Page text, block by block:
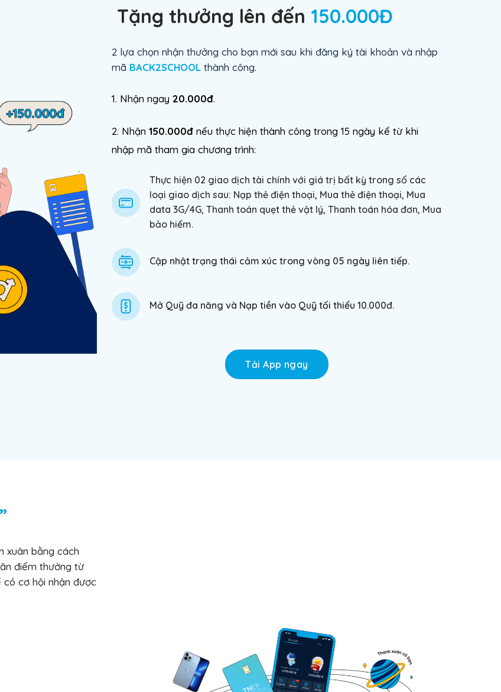
Tặng thưởng lên đến 150.000Đ
2 lựa chọn nhận thưởng cho bạn mới sau khi đăng ký tài khoản và nhập
mã BACK2SCHOOLthành công.
1. Nhận ngay 20.000đ.
2. Nhận 150.000đnếu thực hiện thành công trong 15 ngày kể từ khi
nhập mã tham gia chương trình:
Thực hiện 02 giao dịch tài chính với giá trị bất kỳ trong số các
loại giao dịch sau: Nạp thẻ điện thoại, Mua thẻ điện thoại, Mua
data 3G/4G, Thanh toán quẹt thẻ vật lý, Thanh toán hóa đơn, Mua
bảo hiểm.
Cập nhật trạng thái cảm xúc trong vòng 05 ngày liên tiếp.
Mở Quỹ đa năng và Nạp tiền vào Quỹ tối thiểu 10.000đ.
Tải App ngay
xuân bằng cách
điểm thưởng từ
có cơ hội nhận được